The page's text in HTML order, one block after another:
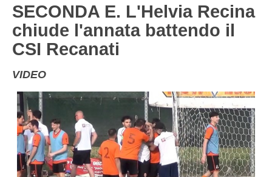
SECONDA E. L'Helvia Recina
chiude l'annata battendo il
CSI Recanati
VIDEO